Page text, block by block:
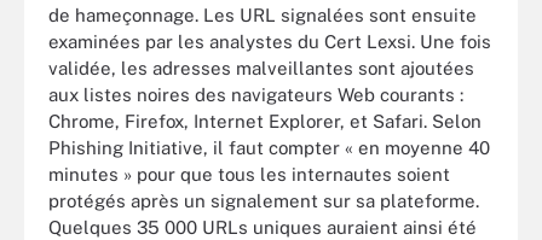
de hameçonnage. Les URL signalées sont ensuite
examinées par les analystes du Cert Lexsi. Une fois
validée, les adresses malveillantes sont ajoutées
aux listes noires des navigateurs Web courants :
Chrome, Firefox, Internet Explorer, et Safari. Selon
Phishing Initiative, il faut compter « en moyenne 40
minutes » pour que tous les internautes soient
protégés après un signalement sur sa plateforme.
Quelques 35 000 URLs uniques auraient ainsi été